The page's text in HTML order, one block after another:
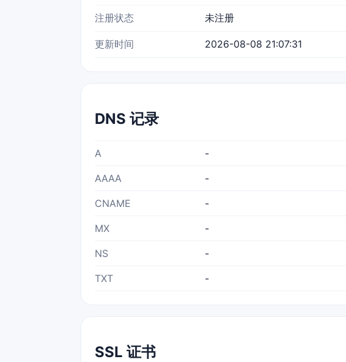
注册状态 未注册
更新时间 2026-08-08 21:07:31
DNS 记录
A -
AAAA -
CNAME -
MX -
NS -
TXT -
SSL 证书